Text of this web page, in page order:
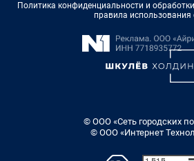
Политика конфиденциальности и
правила использования
© ООО «Сеть городских
© ООО «Интернет